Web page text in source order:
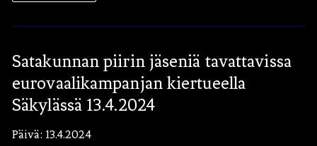
Satakunnan piirin jäseniä tavattavissa
eurovaalikampanjan kiertueella
Säkylässä 13.4.2024
Päivä: 13.4.2024